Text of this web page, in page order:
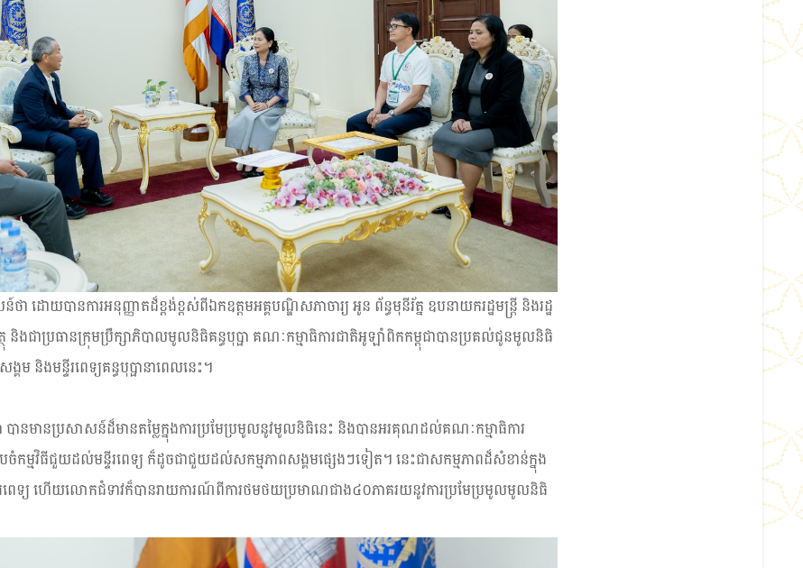
ា ដោយបានការអនុញ្ញាតដ៏ខ្ពង់ខ្ពស់ពីឯកឧត្ដមអគ្គបណ្ឌិសភាចារ្យ អូន ព័ន្ធមុនីរ័ត្ន ឧបនាយករដ្ឋមន្ត្រី និងរដ្ឋ
ថុ និងជាប្រធានក្រុមប្រឹក្សាភិបាលមូលនិធិគន្ធបុប្ផា គណៈកម្មាធិការជាតិអូឡាំពិកកម្ពុជាបានប្រគល់ជូនមូលនិធិ
និងមន្ទីរពេទ្យគន្ធបុប្ផានាពេលនេះ។
នមានប្រសាសន៍ដ៏មានតម្លៃក្នុងការប្រមែប្រមូលនូវមូលនិធិនេះ និងបានអរគុណដល់គណៈកម្មាធិការ
ចំកម្មវិធីជួយដល់មន្ទីរពេទ្យ ក៏ដូចជាជួយដល់សកម្មភាពសង្គមផ្សេងៗទៀត។ នេះជាសកម្មភាពដ៏សំខាន់ក្នុង
ពេទ្យ ហើយលោកជំទាវក៏បានរាយការណ៍ពីការថមថយប្រមាណជាង៤០ភាគរយនូវការប្រមែប្រមូលមូលនិធិ